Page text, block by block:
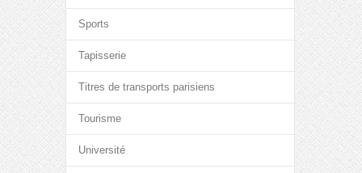
Sports
Tapisserie
Titres de transports parisiens
Tourisme
Université